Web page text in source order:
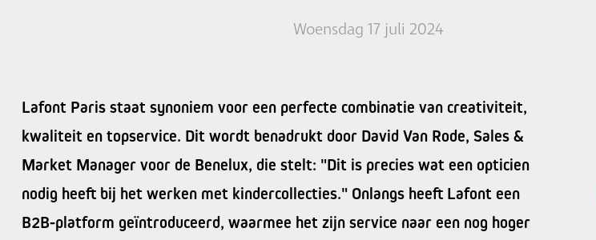
Woensdag 17 juli 2024
Lafont Paris staat synoniem voor een perfecte combinatie van creativiteit,
kwaliteit en topservice. Dit wordt benadrukt door David Van Rode, Sales &
Market Manager voor de Benelux, die stelt: "Dit is precies wat een opticien
nodig heeft bij het werken met kindercollecties." Onlangs heeft Lafont een
B2B-platform geïntroduceerd, waarmee het zijn service naar een nog hoger